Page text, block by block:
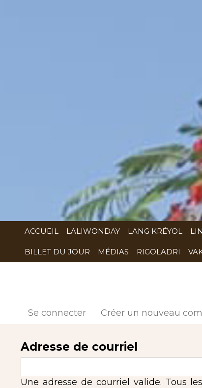
ACCUEIL LALIWONDAY LANG KRÉYOL
BILLET DU JOUR MÉDIAS RIGOLADRI
Se connecter Créer un nouveau
Adresse de courriel
Une adresse de courriel valide. Tous